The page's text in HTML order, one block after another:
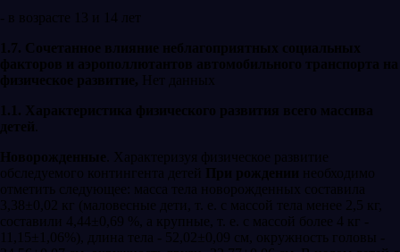
- в возрасте 13 и 14 лет
1.7. Сочетанное влияние неблагоприятных социальных
факторов и аэрополлютантов автомобильного транспорта на
физическое развитие, Нет данных
1.1. Характеристика физического развития всего массива
детей
Новорожденные . Характеризуя физическое развитие
обследуемого контингента детей При рождении
необходимо
отметить следующее: масса тела новорожденных составила
3,38±0,02 кг (маловесные дети, т. е. с массой тела менее 2,5 кг,
составили 4,44±0,69 %, а крупные, т. е. с массой более 4 кг -
11,15±1,06%), длина тела - 52,02±0,09 см, окружность головы -